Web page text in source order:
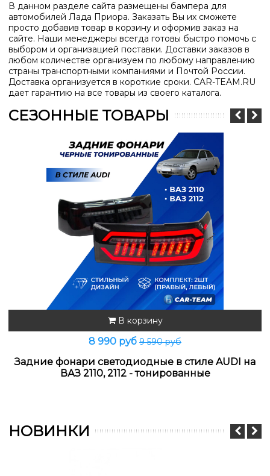
В данном разделе сайта размещены бампера для
автомобилей Лада Приора. Заказать Вы их сможете
просто добавив товар в корзину и оформив заказ на
сайте. Наши менеджеры всегда готовы быстро помочь с
выбором и организацией поставки. Доставки заказов в
любом количестве организуем по любому направлению
страны транспортными компаниями и Почтой России.
Доставка организуется в короткие сроки. CAR-TEAM.RU
дает гарантию на все товары из своего каталога.
СЕЗОННЫЕ ТОВАРЫ
В корзину
8 990 руб 9 590 руб
Задние фонари светодиодные в стиле AUDI на
ВАЗ 2110, 2112 - тонированные
НОВИНКИ